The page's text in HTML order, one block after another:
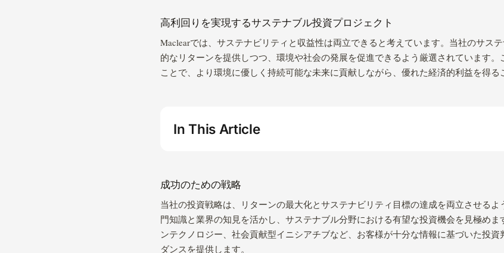
高利回りを実現するサステナブル投資プロジェクト
Maclearでは、サステナビリティと収益性は両立できると考えています。当社のサス
的なリターンを提供しつつ、環境や社会の発展を促進できるよう厳選されています
ことで、より環境に優しく持続可能な未来に貢献しながら、優れた経済的利益を得る
In This Article
成功のための戦略
当社の投資戦略は、リターンの最大化とサステナビリティ目標の達成を両立させる
門知識と業界の知見を活かし、サステナブル分野における有望な投資機会を見極め
ンテクノロジー、社会貢献型イニシアチブなど、お客様が十分な情報に基づいた投
ダンスを提供します。